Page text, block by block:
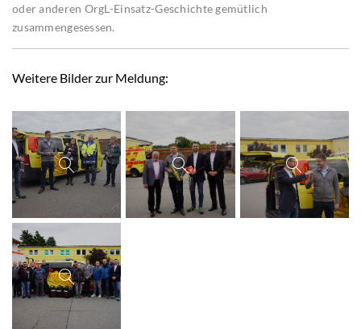
oder anderen OrgL-Einsatz-Geschichte gemütlich
zusammengesessen.
Weitere Bilder zur Meldung: